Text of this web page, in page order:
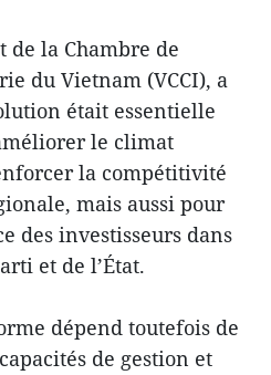
de la Chambre de
du Vietnam (VCCI), a
était essentielle
le climat
la compétitivité
mais aussi pour
des investisseurs dans
et de l’État.
dépend toutefois de
de gestion et